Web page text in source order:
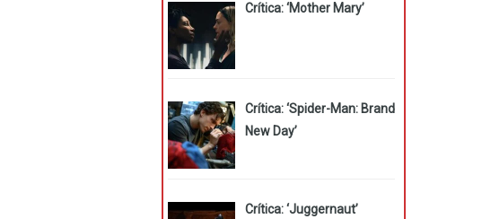
Crítica: ‘Mother Mary’
Crítica: ‘Spider-Man: Brand
New Day’
Crítica: ‘Juggernaut’